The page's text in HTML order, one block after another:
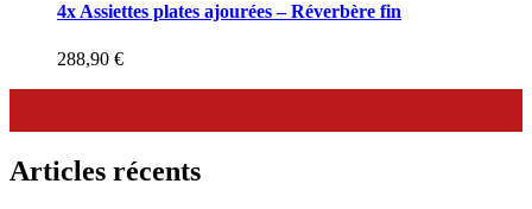
4x Assiettes plates ajourées – Réverbère fin
288,90 €
Articles récents